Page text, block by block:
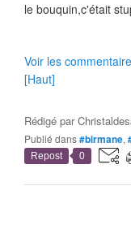
le bouquin,c'était
Voir les
[Haut]
Rédigé par
Publié dans#birmane,
Repost 0